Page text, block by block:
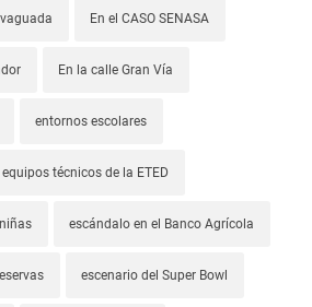
En el CASO SENASA
En la calle Gran Vía
entornos escolares
equipos técnicos de la ETED
escándalo en el Banco Agrícola
escenario del Super Bowl